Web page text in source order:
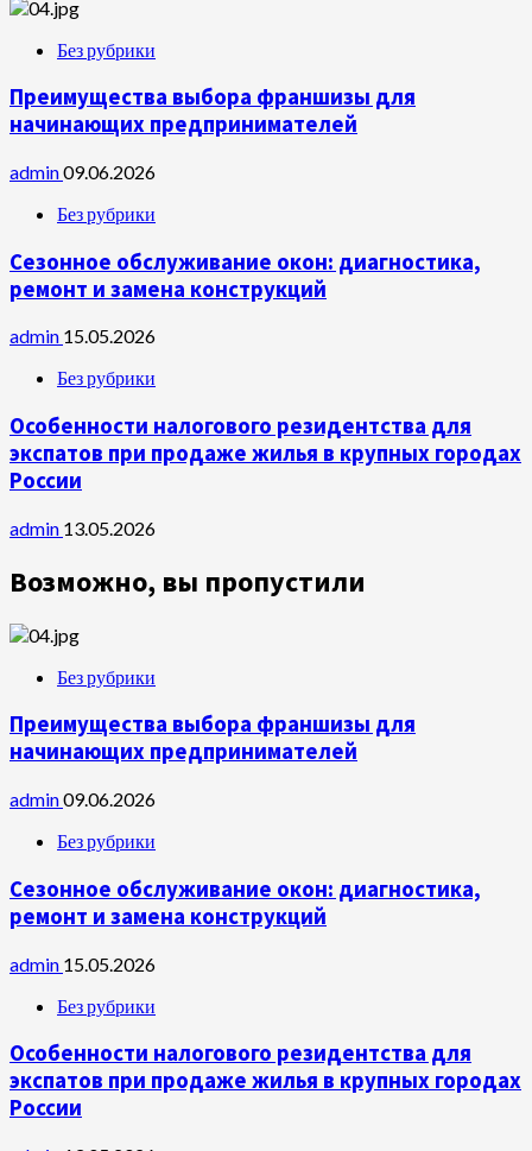
Без рубрики
Преимущества выбора франшизы для
начинающих предпринимателей
admin09.06.2026
Без рубрики
Сезонное обслуживание окон: диагностика,
ремонт и замена конструкций
admin 15.05.2026
Без рубрики
Особенности налогового резидентства для
экспатов при продаже жилья в крупных городах
России
admin 13.05.2026
Возможно, вы пропустили
Без рубрики
Преимущества выбора франшизы для
начинающих предпринимателей
admin09.06.2026
Без рубрики
Сезонное обслуживание окон: диагностика,
ремонт и замена конструкций
admin 15.05.2026
Без рубрики
Особенности налогового резидентства для
экспатов при продаже жилья в крупных городах
России